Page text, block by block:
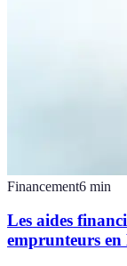
Financement6 min
Les aides
emprunteurs en